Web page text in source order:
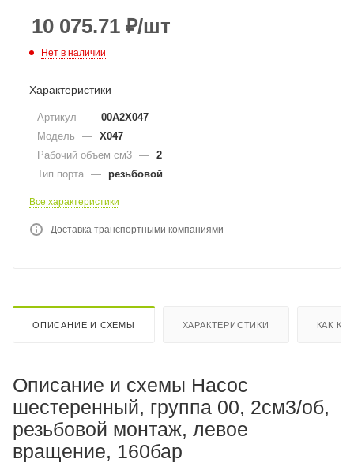
10 075.71 ₽/шт
Нет в наличии
Характеристики
Артикул — 00A2X047
Модель
— X047
Рабочий объем см3 — 2
Тип порта — резьбовой
Все характеристики
Доставка транспортными компаниями
ОПИСАНИЕ И СХЕМЫ ХАРАКТЕРИСТИКИ КАК
Описание и схемы Насос
шестеренный, группа 00, 2см3/об,
резьбовой монтаж, левое
вращение, 160бар